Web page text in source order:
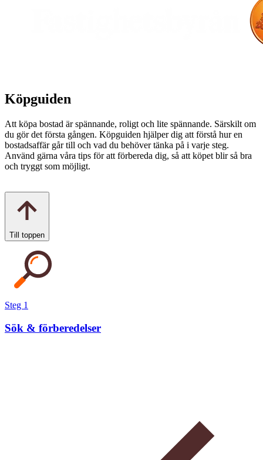
Köpguiden
Att köpa bostad är spännande, roligt och lite spännande. Särskilt om
du gör det första gången. Köpguiden hjälper dig att förstå hur en
bostadsaffär går till och vad du behöver tänka på i varje steg.
Använd gärna våra tips för att förbereda dig, så att köpet blir så bra
och tryggt som möjligt.
Till toppen
Steg 1
Sök & förberedelser